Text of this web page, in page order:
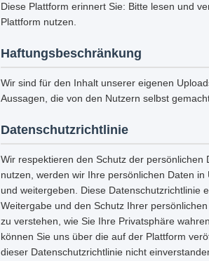
Diese Plattform erinnert Sie: Bitte lesen und
Plattform nutzen.
Haftungsbeschränkung
Wir sind für den Inhalt unserer eigenen
Aussagen, die von den Nutzern selbst
Datenschutzrichtlinie
Wir respektieren den Schutz der
nutzen, werden wir Ihre persönlichen Daten
und weitergeben. Diese Datenschutzrichtlinie
Weitergabe und den Schutz Ihrer
zu verstehen, wie Sie Ihre Privatsphäre
können Sie uns über die auf der Plattform
dieser Datenschutzrichtlinie nicht